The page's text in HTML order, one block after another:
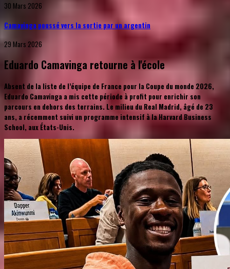
30 Mars 2026
Camavinga poussé vers la sortie par un argentin
29 Mars 2026
Eduardo Camavinga retourne à l'école
Absent de la liste de l’équipe de France pour la Coupe du monde 2026,
Eduardo Camavinga a mis cette période à profit pour enrichir son
parcours en dehors des terrains. Le milieu du Real Madrid, âgé de 23
ans, a récemment suivi un programme intensif à la Harvard Business
School, aux États-Unis.